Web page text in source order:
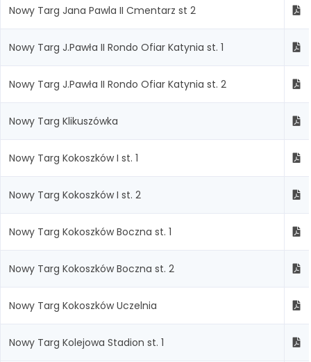
Nowy Targ Jana Pawla II Cmentarz st 2
Nowy Targ J.Pawła II Rondo Ofiar Katynia st. 1
Nowy Targ J.Pawła II Rondo Ofiar Katynia st. 2
Nowy Targ Klikuszówka
Nowy Targ Kokoszków I st. 1
Nowy Targ Kokoszków I st. 2
Nowy Targ Kokoszków Boczna st. 1
Nowy Targ Kokoszków Boczna st. 2
Nowy Targ Kokoszków Uczelnia
Nowy Targ Kolejowa Stadion st. 1